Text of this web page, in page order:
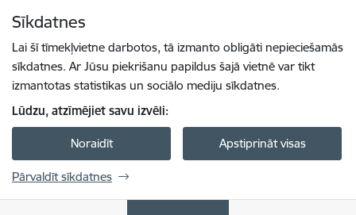
Sīkdatnes
Lai šī tīmekļvietne darbotos, tā izmanto obligāti nepieciešamās
sīkdatnes. Ar Jūsu piekrišanu papildus šajā vietnē var tikt
izmantotas statistikas un sociālo mediju sīkdatnes.
Lūdzu, atzīmējiet savu izvēli:
Noraidīt Apstiprināt visas
Pārvaldīt sīkdatnes